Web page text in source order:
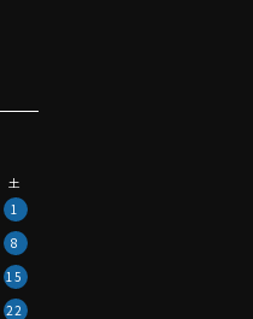
土
1
8
15
22